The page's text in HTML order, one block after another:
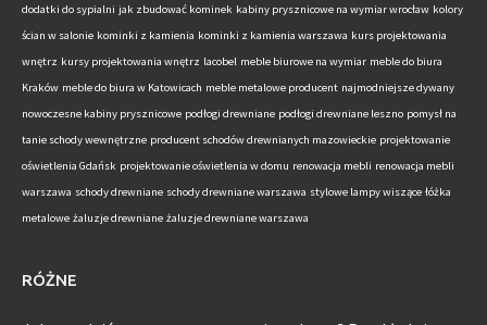
dodatki do sypialni jak zbudować kominek kabiny prysznicowe na wymiar wrocław kolory
ścian w salonie kominki z kamienia kominki z kamienia warszawa kurs projektowania
wnętrz kursy projektowania wnętrz lacobel meble biurowe na wymiar meble do biura
Kraków meble do biura w Katowicach meble metalowe producent najmodniejsze dywany
nowoczesne kabiny prysznicowe podłogi drewniane podłogi drewniane leszno pomysł na
tanie schody wewnętrzne producent schodów drewnianych mazowieckie projektowanie
oświetlenia Gdańsk projektowanie oświetlenia w domu renowacja mebli renowacja mebli
warszawa schody drewniane schody drewniane warszawa stylowe lampy wiszące łóżka
metalowe żaluzje drewniane żaluzje drewniane warszawa
RÓŻNE